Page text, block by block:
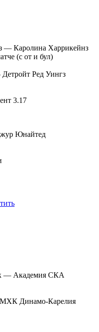
— Каролина Харрикейнз
(с от и бул)
Ред Уингз
3.17
Юнайтед
— Академия СКА
Динамо-Карелия